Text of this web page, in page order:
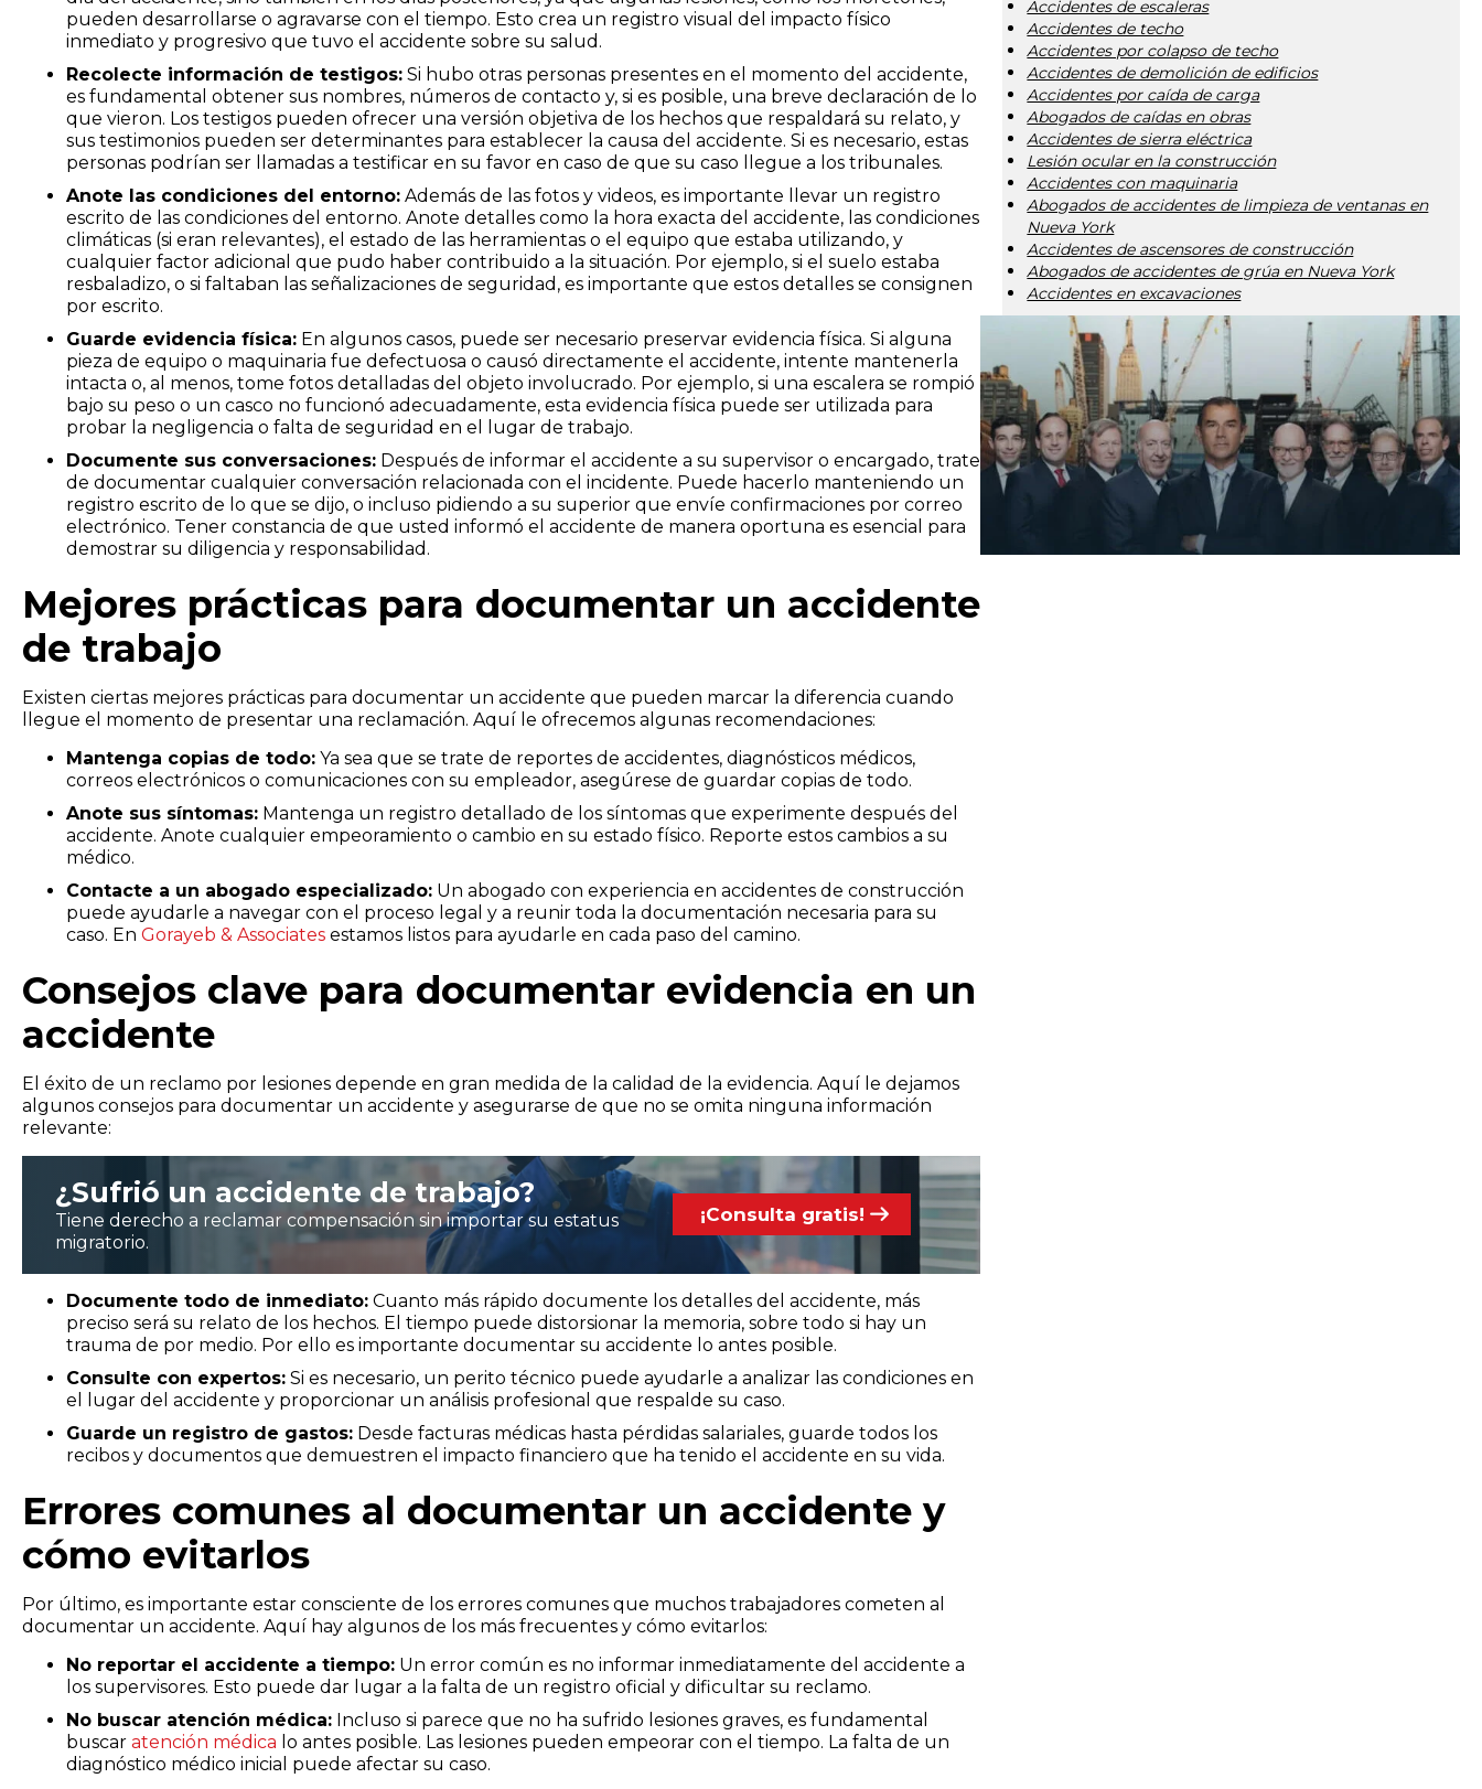
pueden desarrollarse o agravarse con el tiempo. Esto crea un registro visual del impacto físico
inmediato y progresivo que tuvo el accidente sobre su salud.
Recolecte información de testigos: Si hubo otras personas presentes en el momento del accidente,
es fundamental obtener sus nombres, números de contacto y, si es posible, una breve declaración de lo
que vieron. Los testigos pueden ofrecer una versión objetiva de los hechos que respaldará su relato, y
sus testimonios pueden ser determinantes para establecer la causa del accidente. Si es necesario, estas
personas podrían ser llamadas a testificar en su favor en caso de que su caso llegue a los tribunales.
Anote las condiciones del entorno: Además de las fotos y videos, es importante llevar un registro
escrito de las condiciones del entorno. Anote detalles como la hora exacta del accidente, las condiciones
climáticas (si eran relevantes), el estado de las herramientas o el equipo que estaba utilizando, y
cualquier factor adicional que pudo haber contribuido a la situación. Por ejemplo, si el suelo estaba
resbaladizo, o si faltaban las señalizaciones de seguridad, es importante que estos detalles se consignen
por escrito.
Guarde evidencia física: En algunos casos, puede ser necesario preservar evidencia física. Si alguna
pieza de equipo o maquinaria fue defectuosa o causó directamente el accidente, intente mantenerla
intacta o, al menos, tome fotos detalladas del objeto involucrado. Por ejemplo, si una escalera se rompió
bajo su peso o un casco no funcionó adecuadamente, esta evidencia física puede ser utilizada para
probar la negligencia o falta de seguridad en el lugar de trabajo.
Documente sus conversaciones: Después de informar el accidente a su supervisor o encargado, trate
de documentar cualquier conversación relacionada con el incidente. Puede hacerlo manteniendo un
registro escrito de lo que se dijo, o incluso pidiendo a su superior que envíe confirmaciones por correo
electrónico. Tener constancia de que usted informó el accidente de manera oportuna es esencial para
demostrar su diligencia y responsabilidad.
Mejores prácticas para documentar un accidente
de trabajo
Existen ciertas mejores prácticas para documentar un accidente que pueden marcar la diferencia cuando
llegue el momento de presentar una reclamación. Aquí le ofrecemos algunas recomendaciones:
Mantenga copias de todo: Ya sea que se trate de reportes de accidentes, diagnósticos médicos,
correos electrónicos o comunicaciones con su empleador, asegúrese de guardar copias de todo.
Anote sus síntomas: Mantenga un registro detallado de los síntomas que experimente después del
accidente. Anote cualquier empeoramiento o cambio en su estado físico. Reporte estos cambios a su
médico.
Contacte a un abogado especializado: Un abogado con experiencia en accidentes de construcción
puede ayudarle a navegar con el proceso legal y a reunir toda la documentación necesaria para su
caso. En Gorayeb & Associates estamos listos para ayudarle en cada paso del camino.
Consejos clave para documentar evidencia en un
accidente
El éxito de un reclamo por lesiones depende en gran medida de la calidad de la evidencia. Aquí le dejamos
algunos consejos para documentar un accidente y asegurarse de que no se omita ninguna información
relevante:
¿Sufrió un accidente de trabajo?
Tiene derecho a reclamar compensación sin importar su estatus
migratorio.
¡Consulta gratis!
Documente todo de inmediato: Cuanto más rápido documente los detalles del accidente, más
preciso será su relato de los hechos. El tiempo puede distorsionar la memoria, sobre todo si hay un
trauma de por medio. Por ello es importante documentar su accidente lo antes posible.
Consulte con expertos: Si es necesario, un perito técnico puede ayudarle a analizar las condiciones en
el lugar del accidente y proporcionar un análisis profesional que respalde su caso.
Guarde un registro de gastos: Desde facturas médicas hasta pérdidas salariales, guarde todos los
recibos y documentos que demuestren el impacto financiero que ha tenido el accidente en su vida.
Errores comunes al documentar un accidente y
cómo evitarlos
Por último, es importante estar consciente de los errores comunes que muchos trabajadores cometen al
documentar un accidente. Aquí hay algunos de los más frecuentes y cómo evitarlos:
No reportar el accidente a tiempo: Un error común es no informar inmediatamente del accidente a
los supervisores. Esto puede dar lugar a la falta de un registro oficial y dificultar su reclamo.
No buscar atención médica: Incluso si parece que no ha sufrido lesiones graves, es fundamental
buscar atención médica lo antes posible. Las lesiones pueden empeorar con el tiempo. La falta de un
diagnóstico médico inicial puede afectar su caso.
Accidentes de escaleras
Accidentes de techo
Accidentes por colapso de techo
Accidentes de demolición de edificios
Accidentes por caída de carga
Abogados de caídas en obras
Accidentes de sierra eléctrica
Lesión ocular en la construcción
Accidentes con maquinaria
Abogados de accidentes de limpieza de ventanas en
Nueva York
Accidentes de ascensores de construcción
Abogados de accidentes de grúa en Nueva York
Accidentes en excavaciones